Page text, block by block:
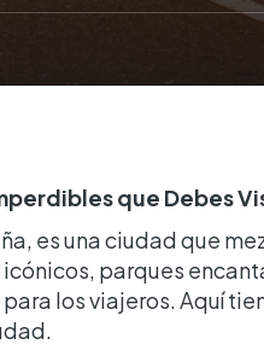
que Debes
es una ciudad que
parques
los viajeros. Aquí